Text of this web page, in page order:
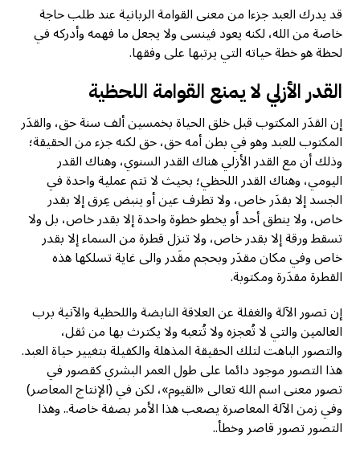
قد يدرك العبد جزءا من معنى القوامة الربانية عند طلب حاجة
خاصة من الله، لكنه يعود فينسى ولا يجعل ما فهمه وأدركه في
لحظة هو خطة حياته التي يرتبها على وفقها.
القدر الأزلي لا يمنع القوامة اللحظية
إن القدَر المكتوب قبل خلق الحياة بخمسين ألف سنة حق، والقدَر
المكتوب للعبد وهو في بطن أمه حق، حق لكنه جزء من الحقيقة؛
وذلك أن مع القدر الأزلي هناك القدر السنوي، وهناك القدر
اليومي، وهناك القدر اللحظي؛ بحيث لا تتم عملية واحدة في
الجسد إلا بقدَر خاص، ولا تطرف عين أو ينبض عِرق إلا بقدر
خاص، ولا ينطق أحد أو يخطو خطوة واحدة إلا بقدر خاص، بل ولا
تسقط ورقة إلا بقدر خاص، ولا تنزل قطرة من السماء إلا بقدر
خاص وفي مكان مقدَر وبحجم مقَدر والى غاية تسلكها هذه
القطرة مقدَرة ومكتوبة.
إن تصور الآلة والغفلة عن العلاقة النابضة واللحظية والآنية برب
العالمين والتي لا تُعجزه ولا تُتعبه ولا يكترث بها من ثقل،
والتصور الباهت لتلك الحقيقة المذهلة والكفيلة بتغيير حياة العبد.
هذا التصور موجود دائما على طول العمر البشري كقصور في
تصور معنى اسم الله تعالى «القيوم»، لكن في (الإنتاج المعاصر)
وفي زمن الآلة المعاصرة يصعب هذا الأمر بصفة خاصة.. وهذا
التصور تصور قاصر وخطأ..